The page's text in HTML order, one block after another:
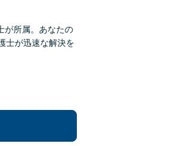
が所属。あなたの
士が迅速な解決を